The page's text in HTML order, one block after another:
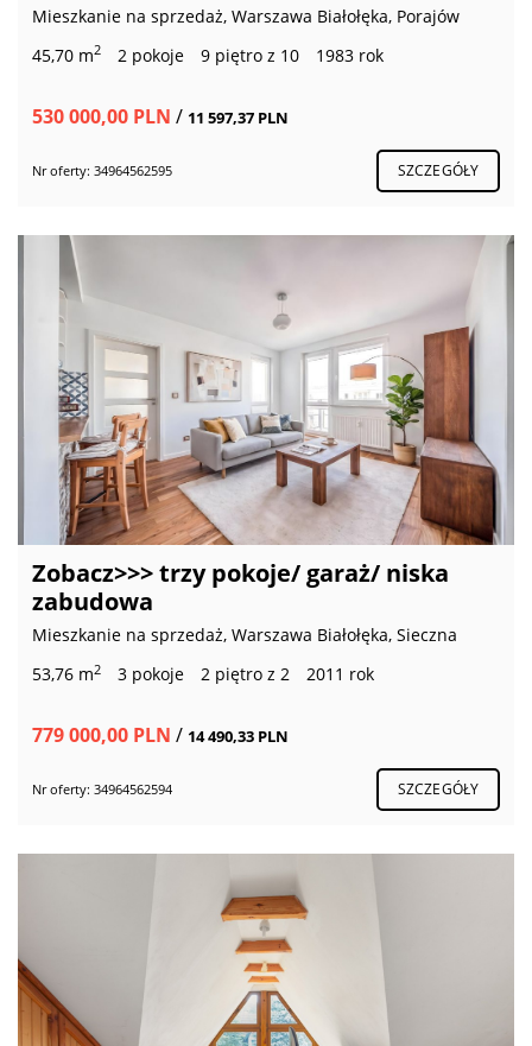
Mieszkanie na sprzedaż, Warszawa Białołęka, Porajów
45,70 m2 2 pokoje 9 piętro z 10 1983 rok
530 000,00 PLN / 11 597,37 PLN
Nr oferty: 34964562595 SZCZEGÓŁY
Zobacz>>> trzy pokoje/ garaż/ niska
zabudowa
Mieszkanie na sprzedaż, Warszawa Białołęka, Sieczna
53,76 m2 3 pokoje 2 piętro z 2 2011 rok
779 000,00 PLN / 14 490,33 PLN
Nr oferty: 34964562594 SZCZEGÓŁY